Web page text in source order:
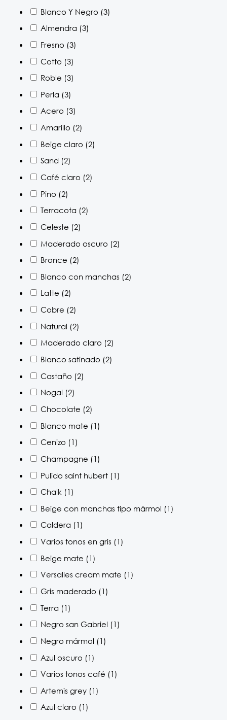
Blanco Y Negro (3)
Almendra (3)
Fresno (3)
Cotto (3)
Roble (3)
Perla (3)
Acero (3)
Amarillo (2)
Beige claro (2)
Sand (2)
Café claro (2)
Pino (2)
Terracota (2)
Celeste (2)
Maderado oscuro (2)
Bronce (2)
Blanco con manchas (2)
Latte (2)
Cobre (2)
Natural (2)
Maderado claro (2)
Blanco satinado (2)
Castaño (2)
Nogal (2)
Chocolate (2)
Blanco mate (1)
Cenizo (1)
Champagne (1)
Pulido saint hubert (1)
Chalk (1)
Beige con manchas tipo mármol (1)
Caldera (1)
Varios tonos en gris (1)
Beige mate (1)
Versalles cream mate (1)
Gris maderado (1)
Terra (1)
Negro san Gabriel (1)
Negro mármol (1)
Azul oscuro (1)
Varios tonos café (1)
Artemis grey (1)
Azul claro (1)